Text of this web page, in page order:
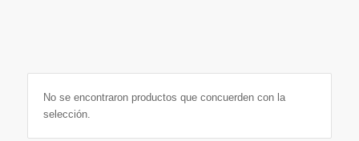
No se encontraron productos que concuerden con la
selección.